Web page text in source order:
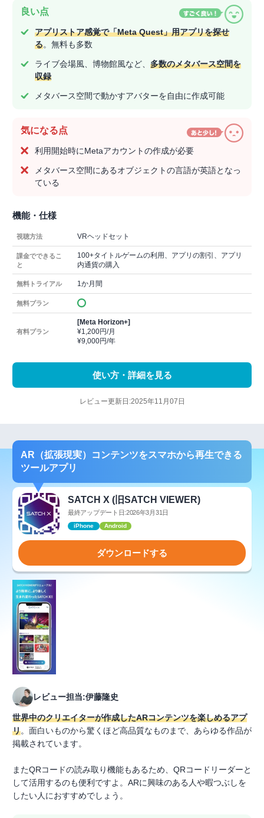
良い点
アプリストア感覚で「Meta Quest」用アプリを探せ
る。無料も多数
ライブ会場風、博物館風など、 多数のメタバース空間を
収録
メタバース空間で動かすアバターを自由に作成可能
気になる点
利用開始時にMetaアカウントの作成が必要
メタバース空間にあるオブジェクトの言語が英語となっ
ている
機能・仕様
視聴方法 VRヘッドセット
課金でできるこ
と
100+タイトルゲームの利用、アプリの割引、アプリ
内通貨の購入
無料トライアル 1か月間
無料プラン
有料プラン
[Meta Horizon+]
¥1,200円/月
¥9,000円/年
使い方・詳細を見る
レビュー更新日:2025年11月07日
AR（拡張現実）コンテンツをスマホから再生できる
ツールアプリ
SATCH X (旧SATCH VIEWER)
最終アップデート日:2026年3月31日
iPhone Android
ダウンロードする
レビュー担当:伊藤隆史
世界中のクリエイターが作成したARコンテンツを楽しめるアプ
リ。面白いものから驚くほど高品質なものまで、あらゆる作品が
掲載されています。
またQRコードの読み取り機能もあるため、QRコードリーダーと
して活用するのも便利ですよ。ARに興味のある人や暇つぶしを
したい人におすすめでしょう。